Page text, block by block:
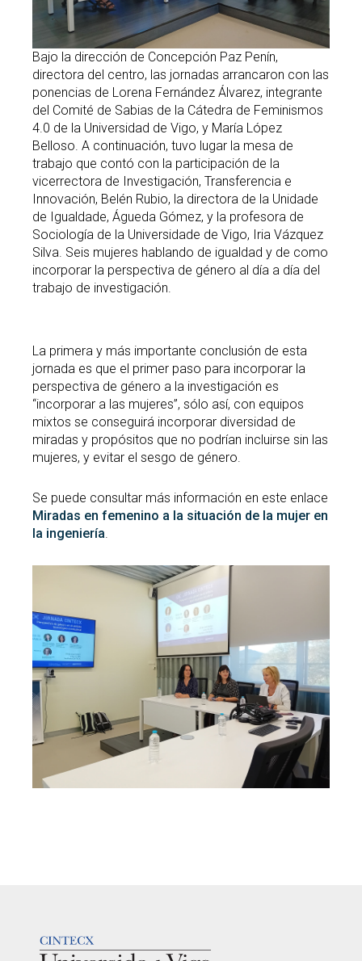
Bajo la dirección de Concepción Paz Penín,
directora del centro, las jornadas arrancaron con las
ponencias de Lorena Fernández Álvarez, integrante
del Comité de Sabias de la Cátedra de Feminismos
4.0 de la Universidad de Vigo, y María López
Belloso. A continuación, tuvo lugar la mesa de
trabajo que contó con la participación de la
vicerrectora de Investigación, Transferencia e
Innovación, Belén Rubio, la directora de la Unidade
de Igualdade, Águeda Gómez, y la profesora de
Sociología de la Universidade de Vigo, Iria Vázquez
Silva. Seis mujeres hablando de igualdad y de como
incorporar la perspectiva de género al día a día del
trabajo de investigación.
La primera y más importante conclusión de esta
jornada es que el primer paso para incorporar la
perspectiva de género a la investigación es
“incorporar a las mujeres”, sólo así, con equipos
mixtos se conseguirá incorporar diversidad de
miradas y propósitos que no podrían incluirse sin las
mujeres, y evitar el sesgo de género.
Se puede consultar más información en este enlace
Miradas en femenino a la situación de la mujer en
la ingeniería.